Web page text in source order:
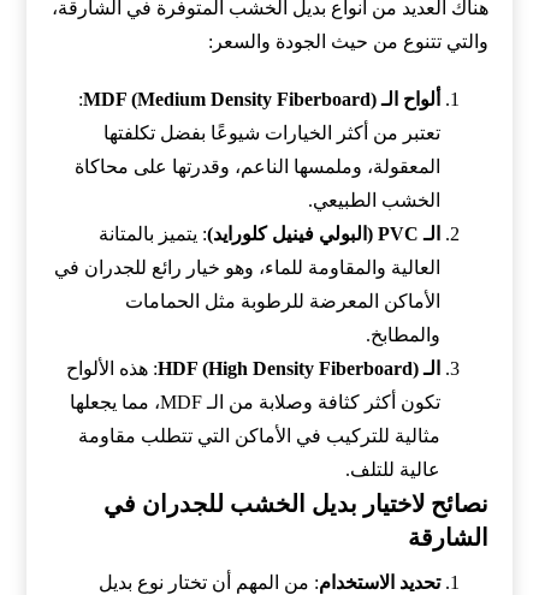
هناك العديد من أنواع بديل الخشب المتوفرة في الشارقة،
والتي تتنوع من حيث الجودة والسعر:
ألواح الـ MDF (Medium Density Fiberboard)
:
تعتبر من أكثر الخيارات شيوعًا بفضل تكلفتها
المعقولة، وملمسها الناعم، وقدرتها على محاكاة
الخشب الطبيعي.
الـ PVC (البولي فينيل كلورايد)
: يتميز بالمتانة
العالية والمقاومة للماء، وهو خيار رائع للجدران في
الأماكن المعرضة للرطوبة مثل الحمامات
والمطابخ.
الـ HDF (High Density Fiberboard)
: هذه الألواح
تكون أكثر كثافة وصلابة من الـ MDF، مما يجعلها
مثالية للتركيب في الأماكن التي تتطلب مقاومة
عالية للتلف.
نصائح لاختيار بديل الخشب للجدران في
الشارقة
تحديد الاستخدام: من المهم أن تختار نوع بديل